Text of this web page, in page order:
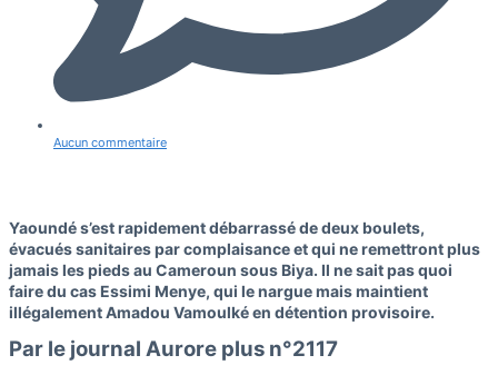
Aucun commentaire
Yaoundé s’est rapidement débarrassé de deux boulets,
évacués sanitaires par complaisance et qui ne remettront plus
jamais les pieds au Cameroun sous Biya. Il ne sait pas quoi
faire du cas Essimi Menye, qui le nargue mais maintient
illégalement Amadou Vamoulké en détention provisoire.
Par le journal Aurore plus n°2117